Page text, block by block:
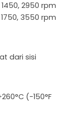
2950 rpm
1750, 3550 rpm
dari sisi
(-150°F